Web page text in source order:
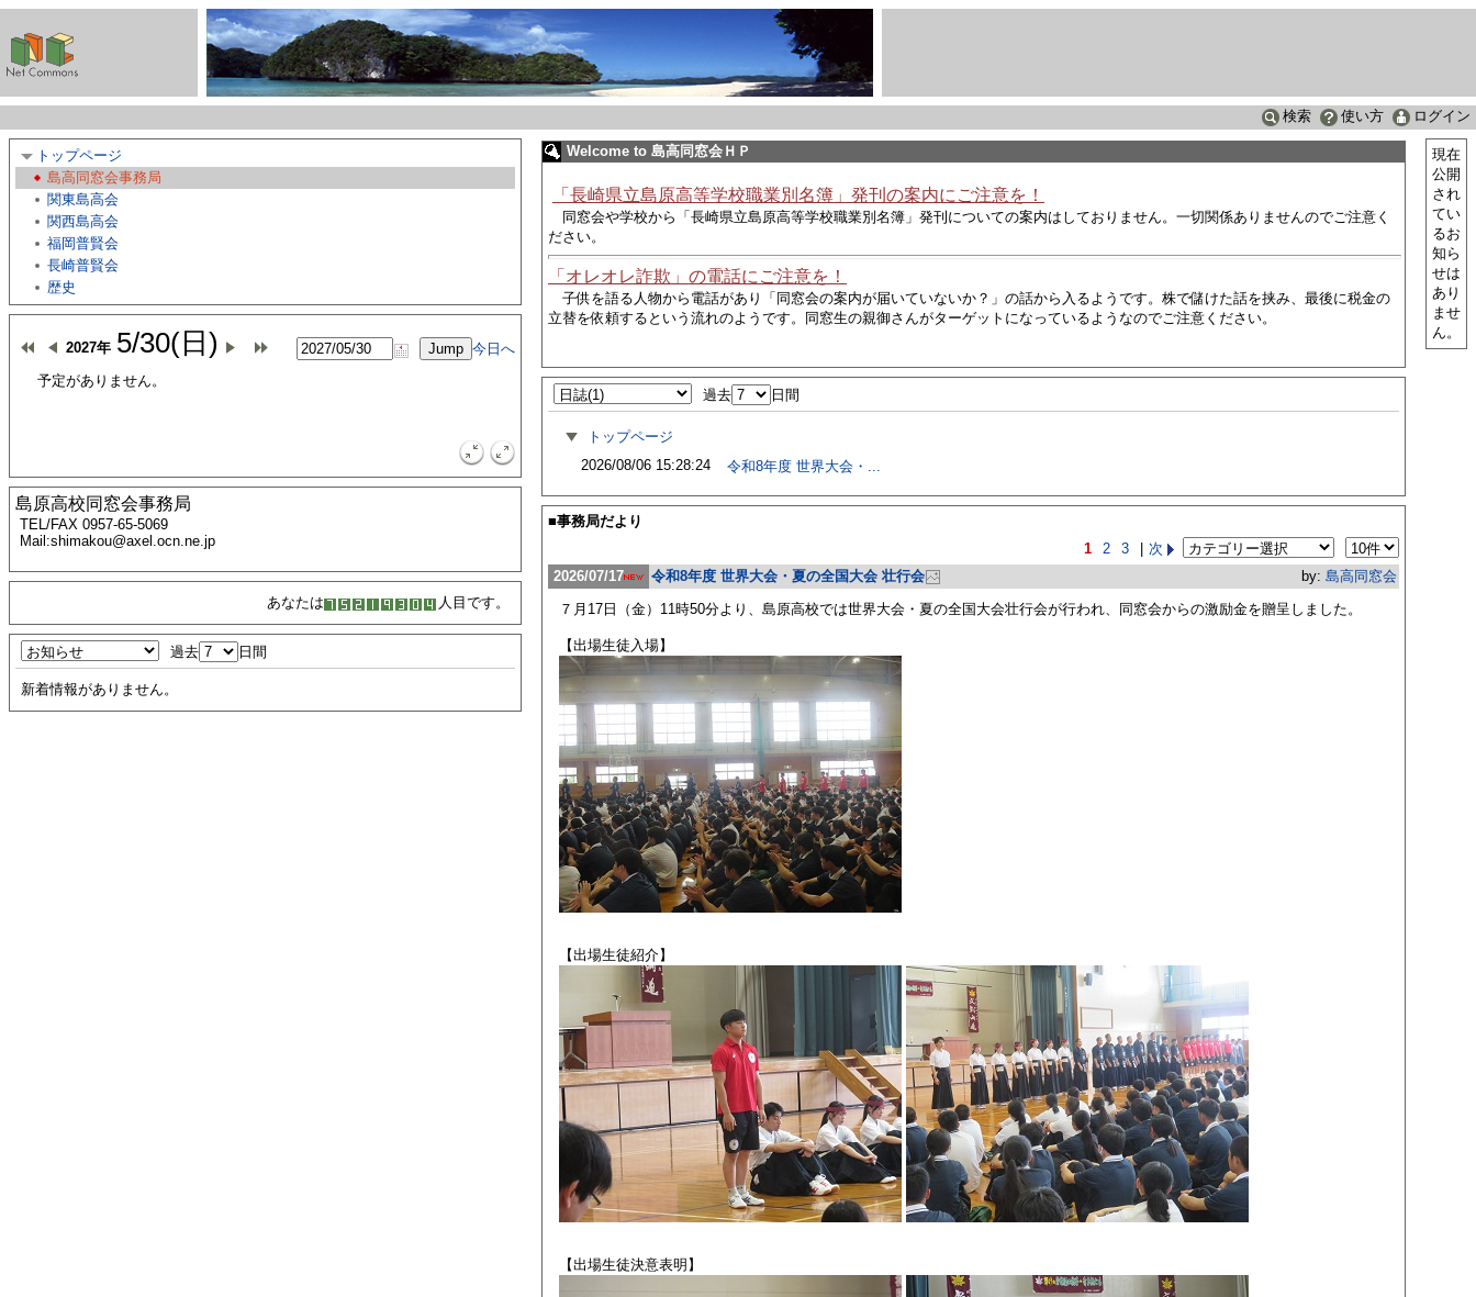
検索 使い方 ログイン
トップページ
島高同窓会事務局
関東島高会
関西島高会
福岡普賢会
長崎普賢会
歴史
2027年 5/30(日)
今日へ
予定がありません。
島原高校同窓会事務局
TEL/FAX 0957-65-5069
Mail:shimakou@axel.ocn.ne.jp
あなたは 人目です。
過去 日間
新着情報がありません。
Welcome to 島高同窓会ＨＰ
「長崎県立島原高等学校職業別名簿」発刊の案内にご注意を！
同窓会や学校から 「長崎県立島原高等学校職業別名簿」発刊についての案内はしておりません。一切関係ありませんのでご注意く
ださい。
「オレオレ詐欺」の電話にご注意を！
子供を語る人物から電話があり
「同窓会の案内が届いていないか？」の話から入るようです。株で儲けた話を挟み、最後に税金の
立替を依頼するという流れのようです。同窓生の親御さんがターゲットになっているようなのでご注意ください。
過去 日間
トップページ
2026/08/06 15:28:24
令和8年度 世界大会・...
■事務局だより
1
2 3
次
2026/07/17
令和8年度 世界大会・夏の全国大会 壮行会 by: 島高同窓会
７月17日（金）11時50分より、島原高校では世界大会・夏の全国大会壮行会が行われ、同窓会からの激励金を贈呈しました。
【出場生徒入場】
【出場生徒紹介】
【出場生徒決意表明】
現在
公開
され
てい
るお
知ら
せは
あり
ませ
ん。